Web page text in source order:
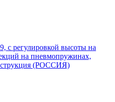
с регулировкой высоты на
на пневмопружинах,
(РОССИЯ)